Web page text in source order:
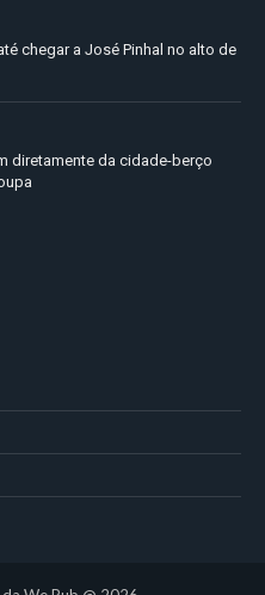
chegar a José Pinhal no alto de
diretamente da cidade-berço